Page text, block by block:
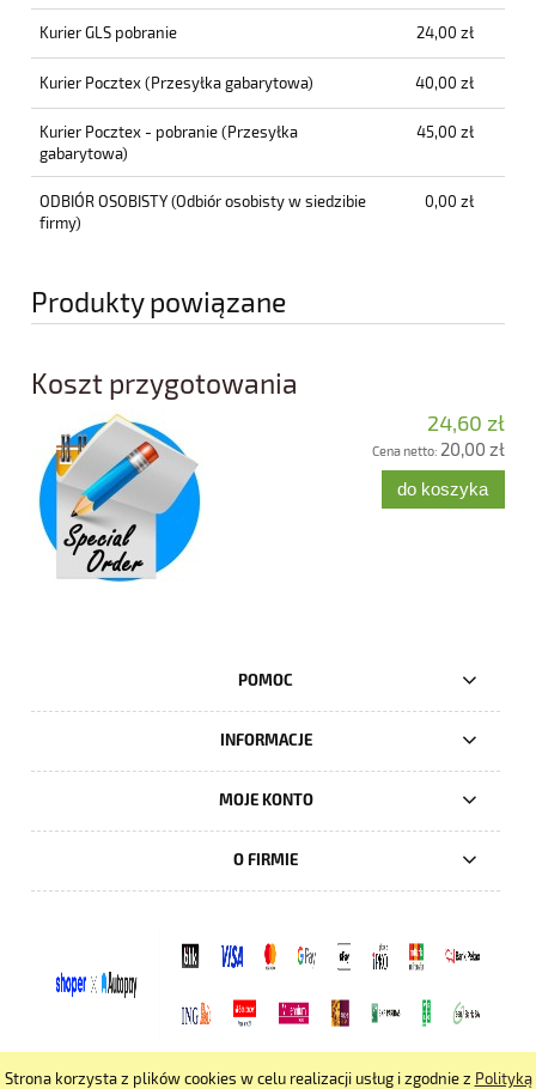
Strona korzysta z plików cookies w celu realizacji usług i zgodnie z Polityką
Kurier GLS pobranie 24,00 zł
Kurier Pocztex(Przesyłka gabarytowa) 40,00 zł
Kurier Pocztex - pobranie(Przesyłka
gabarytowa)
45,00 zł
ODBIÓR OSOBISTY(Odbiór osobisty w siedzibie
firmy)
0,00 zł
Produkty powiązane
Koszt przygotowania
24,60 zł
Cena netto: 20,00 zł
do koszyka
POMOC
INFORMACJE
MOJE KONTO
O FIRMIE